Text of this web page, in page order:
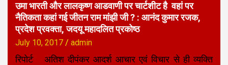
उमा भारती और लालकृष्ण आडवाणी पर चार्टशीट है वहां पर
नैतिकता कहां गई जीतन राम मांझी जी ? : आनंद कुमार रजक,
प्रदेश प्रवक्ता, जदयू महादलित प्रकोष्ठ
July 10, 2017 admin
रिपोर्ट अतिश दीपंकर आदर्श आचार एवं विचार से ही व्यक्ति